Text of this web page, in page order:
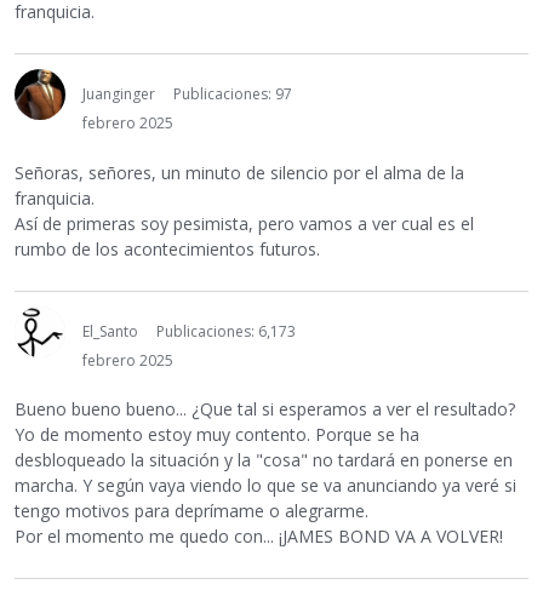
franquicia.
Juanginger
Publicaciones: 97
febrero 2025
Señoras, señores, un minuto de silencio por el alma de la
franquicia.
Así de primeras soy pesimista, pero vamos a ver cual es el
rumbo de los acontecimientos futuros.
El_Santo
Publicaciones: 6,173
febrero 2025
Bueno bueno bueno... ¿Que tal si esperamos a ver el resultado?
Yo de momento estoy muy contento. Porque se ha
desbloqueado la situación y la "cosa" no tardará en ponerse en
marcha. Y según vaya viendo lo que se va anunciando ya veré si
tengo motivos para deprímame o alegrarme.
Por el momento me quedo con... ¡JAMES BOND VA A VOLVER!